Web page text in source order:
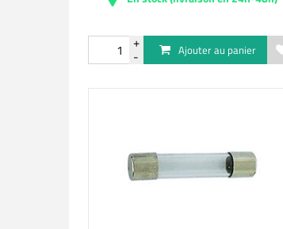
Ajouter au panier